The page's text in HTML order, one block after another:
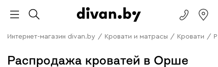
Интернет-магазин divan.by / Кровати и матрасы / Кровати /
Распродажа кроватей в Орше